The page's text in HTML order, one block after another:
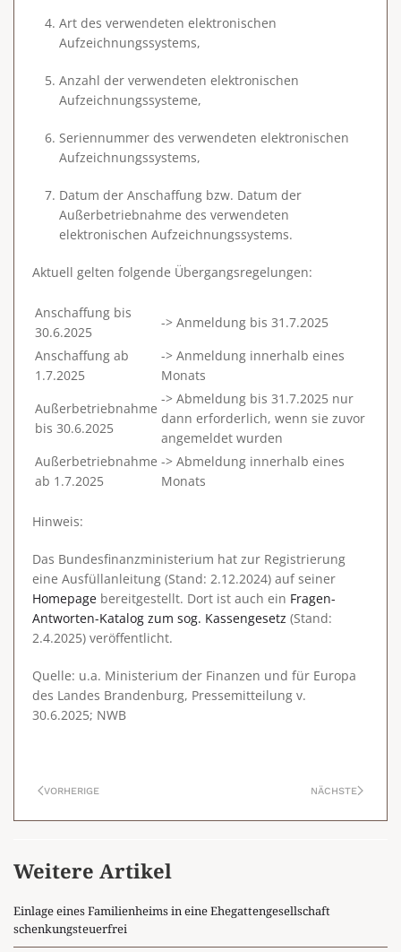
Art des verwendeten elektronischen
Aufzeichnungssystems,
Anzahl der verwendeten elektronischen
Aufzeichnungssysteme,
Seriennummer des verwendeten elektronischen
Aufzeichnungssystems,
Datum der Anschaffung bzw. Datum der
Außerbetriebnahme des verwendeten
elektronischen Aufzeichnungssystems.
Aktuell gelten folgende Übergangsregelungen:
Anschaffung bis
30.6.2025
-> Anmeldung bis 31.7.2025
Anschaffung ab
1.7.2025
-> Anmeldung innerhalb eines
Monats
Außerbetriebnahme
bis 30.6.2025
-> Abmeldung bis 31.7.2025 nur
dann erforderlich, wenn sie zuvor
angemeldet wurden
Außerbetriebnahme
ab 1.7.2025
-> Abmeldung innerhalb eines
Monats
Hinweis:
Das Bundesfinanzministerium hat zur Registrierung
eine Ausfüllanleitung (Stand: 2.12.2024) auf seiner
Homepage bereitgestellt. Dort ist auch ein Fragen-
Antworten-Katalog zum sog. Kassengesetz (Stand:
2.4.2025) veröffentlicht.
Quelle: u.a. Ministerium der Finanzen und für Europa
des Landes Brandenburg, Pressemitteilung v.
30.6.2025; NWB
VORHERIGE NÄCHSTE
Weitere Artikel
Einlage eines Familienheims in eine Ehegattengesellschaft
schenkungsteuerfrei